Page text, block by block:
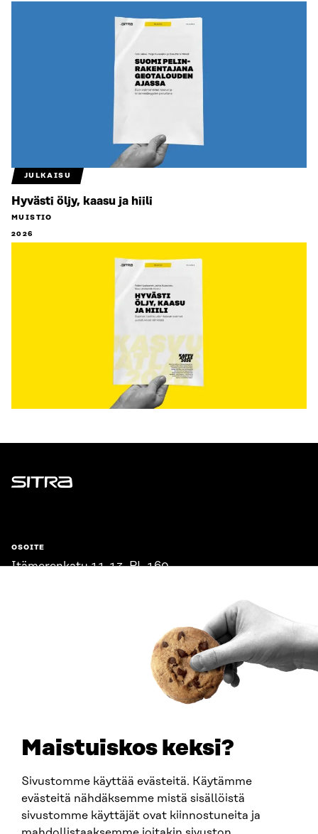
Maistuiskos keksi?
Sivustomme käyttää evästeitä. Käytämme
evästeitä nähdäksemme mistä sisällöistä
sivustomme käyttäjät ovat kiinnostuneita ja
JULKAISU
Hyvästi öljy, kaasu ja hiili
MUISTIO
2026
Sitra
OSOITE
Itämerenkatu 11-13, PL 160,
SITRA SOSIAALISESSA MEDIASSA
LinkedIn